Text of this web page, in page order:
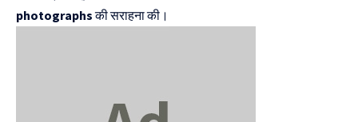
photographsकी सराहना की।